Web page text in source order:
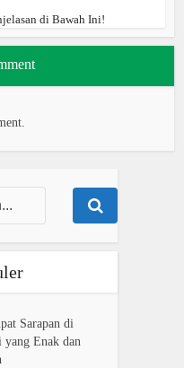
di Bawah Ini!
Sarapan di
yang Enak dan